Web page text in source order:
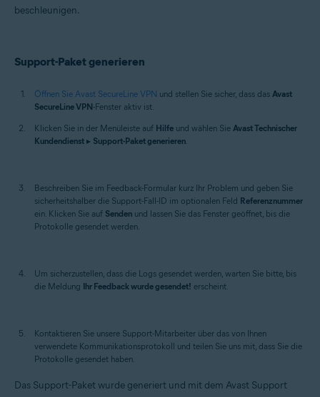
beschleunigen.
Support-Paket generieren
Öffnen Sie Avast SecureLine VPN und stellen Sie sicher, dass das Avast
SecureLine VPN-Fenster aktiv ist.
Klicken Sie in der Menüleiste auf Hilfe und wählen Sie Avast Technischer
Kundendienst ▸ Support-Paket generieren.
Beschreiben Sie im Feedback-Formular kurz Ihr Problem und geben Sie
sicherheitshalber die Support-Fall-ID im optionalen Feld Referenznummer
ein. Klicken Sie auf Senden und lassen Sie das Fenster geöffnet, bis die
Protokolle gesendet werden.
Um sicherzustellen, dass die Logs gesendet werden, warten Sie bitte, bis
die Meldung Ihr Feedback wurde gesendet! erscheint.
Kontaktieren Sie unsere Support-Mitarbeiter über das von Ihnen
verwendete Kommunikationsprotokoll und teilen Sie uns mit, dass Sie die
Protokolle gesendet haben.
Das Support-Paket wurde generiert und mit dem Avast Support